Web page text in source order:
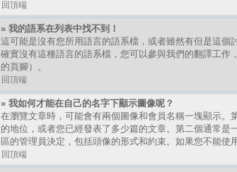
回頂端
» 我的語系在列表中找不到！
這可能是沒有您所用語言的語系檔，或者雖然有但是這
確實沒有這種語言的語系檔，您可以參與我們的翻譯工
的頁腳）。
回頂端
» 我如何才能在自己的名字下顯示圖像呢？
在瀏覽文章時，可能會有兩個圖像和會員名稱一塊顯示
的地位，或者您已經發表了多少篇的文章。第二個通常
區的管理員決定，包括頭像的形式和約束。如果您不能使
回頂端